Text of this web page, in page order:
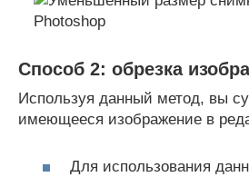
Способ 2: обрезка
Используя данный метод, вы
имеющееся изображение в
Для использования